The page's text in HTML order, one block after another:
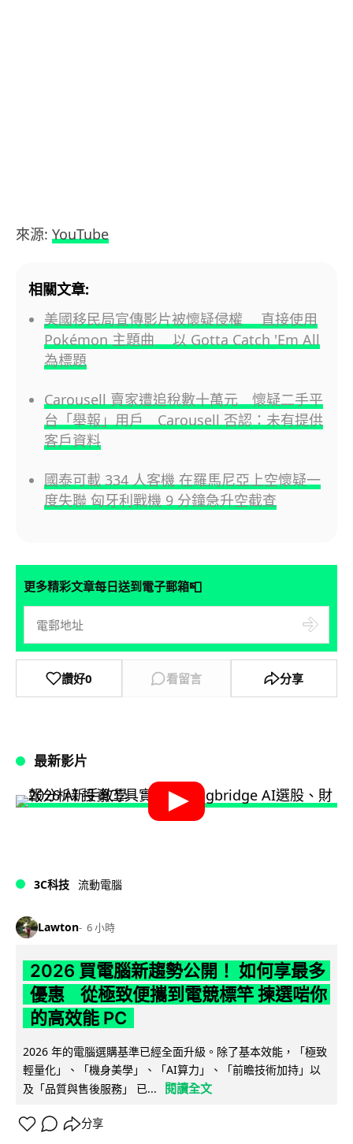
來源: YouTube
相關文章:
美國移民局宣傳影片被懷疑侵權 直接使用
Pokémon 主題曲 以 Gotta Catch 'Em All
為標題
Carousell 賣家遭追稅數十萬元 懷疑二手平
台「舉報」用戶 Carousell 否認：未有提供
客戶資料
國泰可載 334 人客機 在羅馬尼亞上空懷疑一
度失聯 匈牙利戰機 9 分鐘急升空截查
更多精彩文章每日送到電子郵箱📮
讚好0 看留言 分享
最新影片
3C科技 流動電腦
Lawton 6 小時
2026 買電腦新趨勢公開！ 如何享最多
優惠 從極致便攜到電競標竿 揀選啱你
的高效能 PC
2026 年的電腦選購基準已經全面升級。除了基本效能，「極致
輕量化」、「機身美學」、「AI算力」、「前瞻技術加持」以
及「品質與售後服務」 已...
閱讀全文
分享